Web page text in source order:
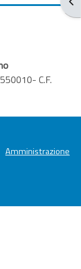
C.F.
Amministrazione